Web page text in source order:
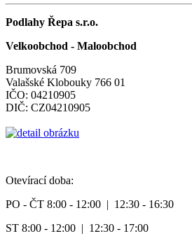
Podlahy Řepa s.r.o.
Velkoobchod - Maloobchod
Brumovská 709
Valašské Klobouky 766 01
IČO: 04210905
DIČ: CZ04210905
Otevírací doba:
PO - ČT 8:00 - 12:00 | 12:30 - 16:30
ST 8:00 - 12:00 | 12:30 - 17:00